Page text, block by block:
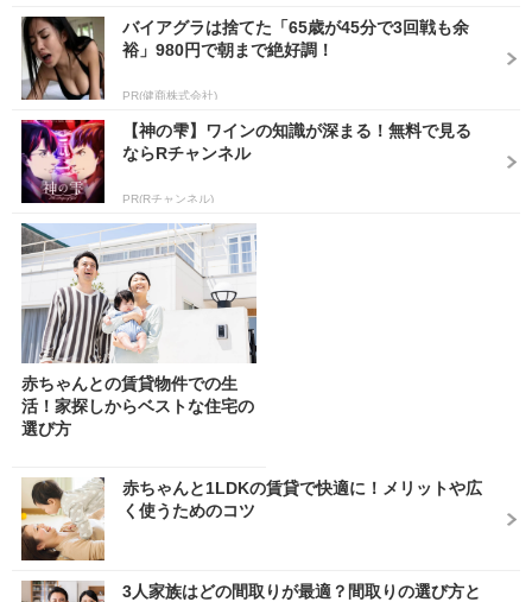
バイアグラは捨てた「65歳が45分で3回戦も余
裕」980円で朝まで絶好調！
PR(健商株式会社)
【神の雫】ワインの知識が深まる！無料で見る
ならRチャンネル
PR(Rチャンネル)
赤ちゃんとの賃貸物件での生
活！家探しからベストな住宅の
選び方
赤ちゃんと1LDKの賃貸で快適に！メリットや広
く使うためのコツ
3人家族はどの間取りが最適？間取りの選び方と